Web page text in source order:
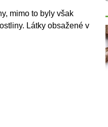
mimo to byly však
Látky obsažené v